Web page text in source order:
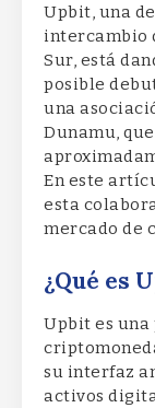
Upbit, una
intercambio
Sur, está
posible
una
Dunamu,
En este
esta
mercado de
¿Qué es
Upbit es
su interfaz
activos